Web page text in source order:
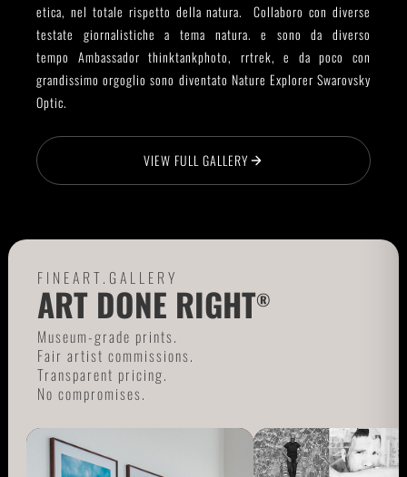
etica, nel totale rispetto della natura. Collaboro con diverse
testate giornalistiche a tema natura. e sono da diverso
tempo Ambassador thinktankphoto, rrtrek, e da poco con
grandissimo orgoglio sono diventato Nature Explorer Swarovsky
Optic.
VIEW FULL GALLERY
FINEART.GALLERY
ART DONE RIGHT®
Museum-grade prints.
Fair artist commissions.
Transparent pricing.
No compromises.